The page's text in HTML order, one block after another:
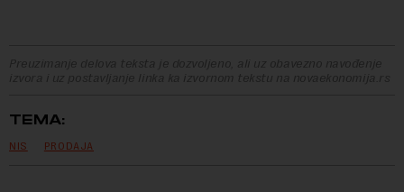
Preuzimanje delova teksta je dozvoljeno, ali uz obavezno navođenje
izvora i uz postavljanje linka ka izvornom tekstu na novaekonomija.rs
TEMA:
NIS PRODAJA